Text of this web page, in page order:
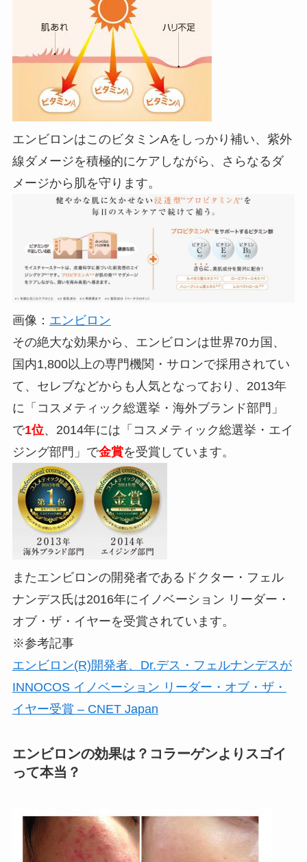
エンビロンはこのビタミンAをしっかり補い、紫外
線ダメージを積極的にケアしながら、さらなるダ
メージから肌を守ります。
画像： エンビロン
その絶大な効果から、エンビロンは世界70カ国、
国内1,800以上の専門機関・サロンで採用されてい
て、セレブなどからも人気となっており、2013年
に「コスメティック総選挙・海外ブランド部門」
で1位、2014年には「コスメティック総選挙・エイ
ジング部門」で金賞を受賞しています。
またエンビロンの開発者であるドクター・フェル
ナンデス氏は2016年にイノベーション リーダー・
オブ・ザ・イヤーを受賞されています。
※参考記事
エンビロン(R)開発者、Dr.デス・フェルナンデスが
INNOCOS イノベーション リーダー・オブ・ザ・
イヤー受賞 – CNET Japan
エンビロンの効果は？コラーゲンよりスゴイ
って本当？